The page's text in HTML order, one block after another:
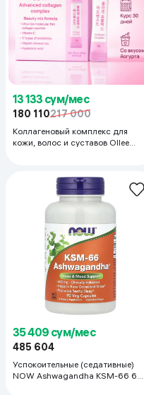
13 133 сум/мес
180 110217 000
Коллагеновый комплекс для
кожи, волос и суставов Ollee
35 409 сум/мес
485 604
Успокоительные (седативные)
NOW Ashwagandha KSM-66 600